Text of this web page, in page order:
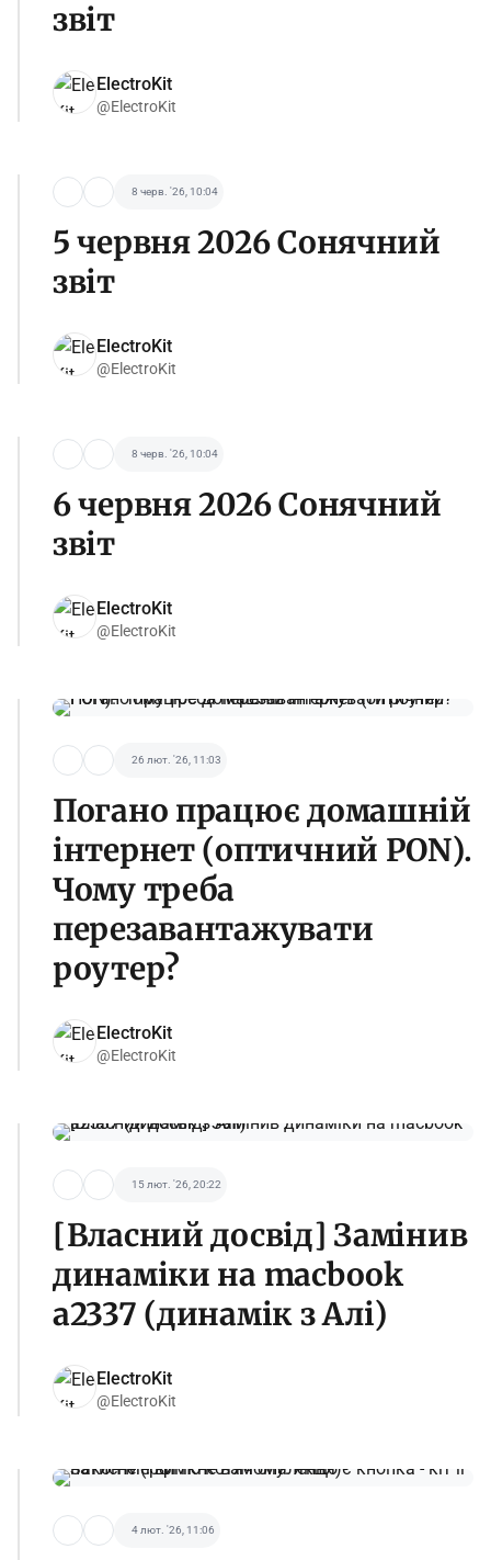
звіт
ElectroKit
@ElectroKit
8 черв. '26, 10:04
5 червня 2026 Сонячний
звіт
ElectroKit
@ElectroKit
8 черв. '26, 10:04
6 червня 2026 Сонячний
звіт
ElectroKit
@ElectroKit
26 лют. '26, 11:03
Погано працює домашній
інтернет (оптичний PON).
Чому треба
перезавантажувати
роутер?
ElectroKit
@ElectroKit
15 лют. '26, 20:22
[Власний досвід] Замінив
динаміки на macbook
a2337 (динамік з Алі)
ElectroKit
@ElectroKit
4 лют. '26, 11:06